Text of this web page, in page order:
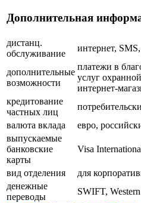
Дополнительная
дистанц.
обслуживание
интернет,
дополнительные
возможности
платежи в
услуг
интернет-
кредитование
частных лиц
валюта вклада
евро,
выпускаемые
банковские
карты
Visa
вид отделения
для
денежные
переводы
SWIFT,